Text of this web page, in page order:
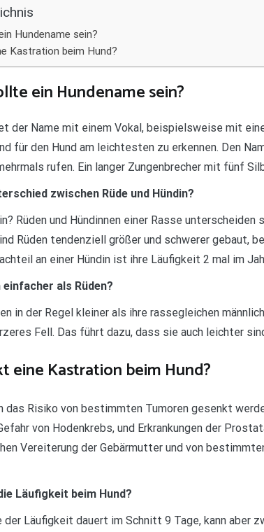
Hundename sein?
Kastration beim Hund?
ein Hundename sein?
der Name mit einem Vokal, beispielsweise mit
für den Hund am leichtesten zu erkennen. Den
rufen. Ein langer Zungenbrecher mit fünf
zwischen Rüde und Hündin?
Rüden und Hündinnen einer Rasse unterscheiden
Rüden tendenziell größer und schwerer gebaut,
an einer Hündin ist ihre Läufigkeit 2 mal im
einfacher als Rüden?
in der Regel kleiner als ihre rassegleichen
Fell. Das führt dazu, dass sie auch leichter
eine Kastration beim Hund?
das Risiko von bestimmten Tumoren gesenkt
von Hodenkrebs, und Erkrankungen der
Vereiterung der Gebärmutter und von
Läufigkeit beim Hund?
Läufigkeit dauert im Schnitt 9 Tage, kann aber